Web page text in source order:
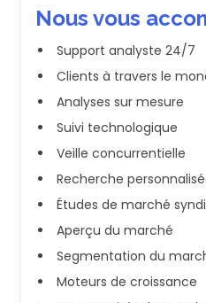
Nous vous
Support analyste 24/7
Clients à travers le
Analyses sur mesure
Suivi technologique
Veille concurrentielle
Recherche
Études de marché
Aperçu du marché
Segmentation du
Moteurs de croissance